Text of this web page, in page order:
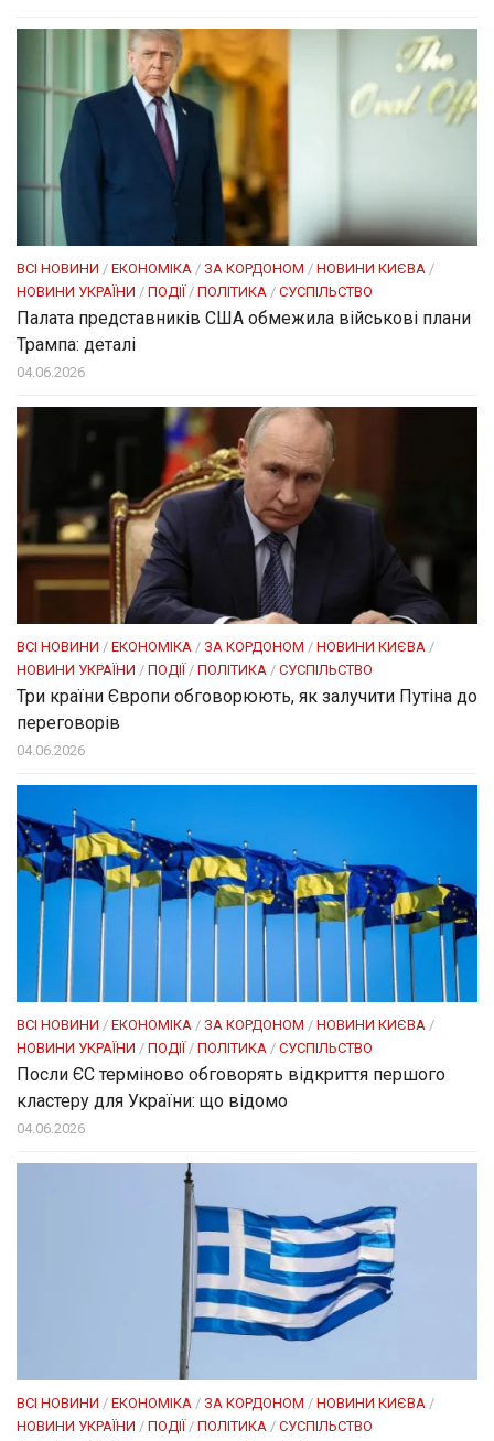
ВСІ НОВИНИ / ЕКОНОМІКА / ЗА КОРДОНОМ / НОВИНИ КИЄВА /
НОВИНИ УКРАЇНИ / ПОДІЇ/ ПОЛІТИКА / СУСПІЛЬСТВО
Палата представників США обмежила військові плани
Трампа: деталі
04.06.2026
ВСІ НОВИНИ / ЕКОНОМІКА / ЗА КОРДОНОМ / НОВИНИ КИЄВА /
НОВИНИ УКРАЇНИ / ПОДІЇ/ ПОЛІТИКА / СУСПІЛЬСТВО
Три країни Європи обговорюють, як залучити Путіна до
переговорів
04.06.2026
ВСІ НОВИНИ / ЕКОНОМІКА / ЗА КОРДОНОМ / НОВИНИ КИЄВА /
НОВИНИ УКРАЇНИ / ПОДІЇ/ ПОЛІТИКА / СУСПІЛЬСТВО
Посли ЄC терміново обговорять відкриття першого
кластеру для України: що відомо
04.06.2026
ВСІ НОВИНИ / ЕКОНОМІКА / ЗА КОРДОНОМ / НОВИНИ КИЄВА /
НОВИНИ УКРАЇНИ / ПОДІЇ/ ПОЛІТИКА / СУСПІЛЬСТВО